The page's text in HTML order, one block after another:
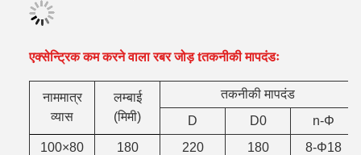
एक्सेन्ट्रिक कम करने वाला रबर जोड़ tतकनीकी मापदंडः
नाममात्र
व्यास
लम्बाई
(मिमी)
तकनीकी मापदंड
D
D0
n-Φ
100×80
180 220 180
8-Φ18